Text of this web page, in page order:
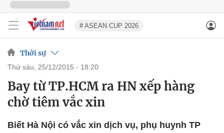
# ASEAN CUP 2026
Thời sự
thứ sáu, 25/12/2015 - 18:20
Bay từ TP.HCM ra HN xếp hàng
chờ tiêm vắc xin
Biết Hà Nội có vắc xin dịch vụ, phụ huynh TP